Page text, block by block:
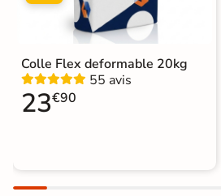
Colle Flex deformable 20kg
55 avis
23€90